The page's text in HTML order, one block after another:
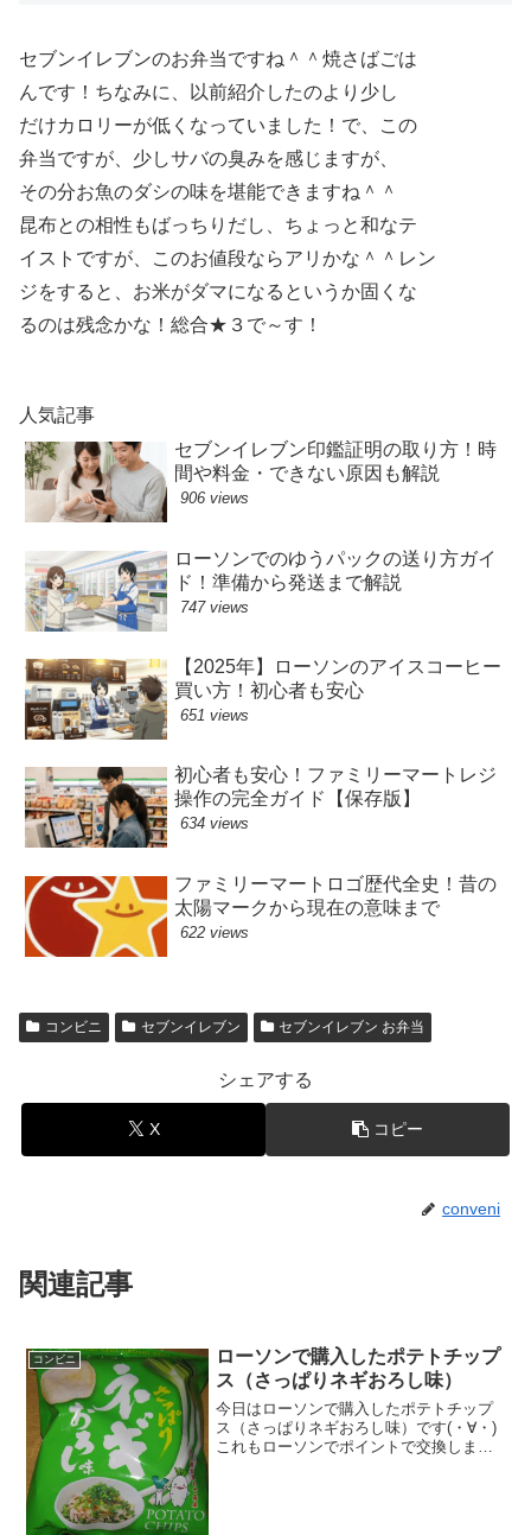
セブンイレブンのお弁当ですね＾＾焼さばごは
んです！ちなみに、以前紹介したのより少し
だけカロリーが低くなっていました！で、この
弁当ですが、少しサバの臭みを感じますが、
その分お魚のダシの味を堪能できますね＾＾
昆布との相性もばっちりだし、ちょっと和なテ
イストですが、このお値段ならアリかな＾＾レン
ジをすると、お米がダマになるというか固くな
るのは残念かな！総合★３で～す！
人気記事
セブンイレブン印鑑証明の取り方！時
間や料金・できない原因も解説
906 views
ローソンでのゆうパックの送り方ガイ
ド！準備から発送まで解説
747 views
【2025年】ローソンのアイスコーヒー
買い方！初心者も安心
651 views
初心者も安心！ファミリーマートレジ
操作の完全ガイド【保存版】
634 views
ファミリーマートロゴ歴代全史！昔の
太陽マークから現在の意味まで
622 views
コンビニ セブンイレブン セブンイレブン お弁当
シェアする
X コピー
conveni
関連記事
コンビニ
ローソンで購入したポテトチップ
ス（さっぱりネギおろし味）
今日はローソンで購入したポテトチップ
ス（さっぱりネギおろし味）です(・∀・)
これもローソンでポイントで交換しまし